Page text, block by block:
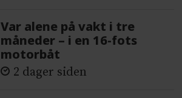
Var alene på vakt i tre
måneder – i en 16-fots
motorbåt
2 dager siden